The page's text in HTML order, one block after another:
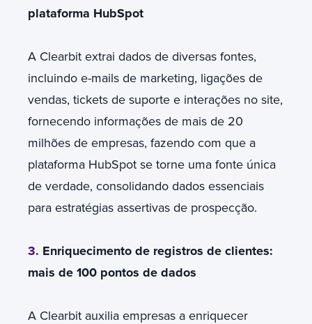
plataforma HubSpot
A Clearbit extrai dados de diversas fontes,
incluindo e-mails de marketing, ligações de
vendas, tickets de suporte e interações no site,
fornecendo informações de mais de 20
milhões de empresas, fazendo com que a
plataforma HubSpot se torne uma fonte única
de verdade, consolidando dados essenciais
para estratégias assertivas de prospecção.
3. Enriquecimento de registros de clientes:
mais de 100 pontos de dados
A Clearbit auxilia empresas a enriquecer